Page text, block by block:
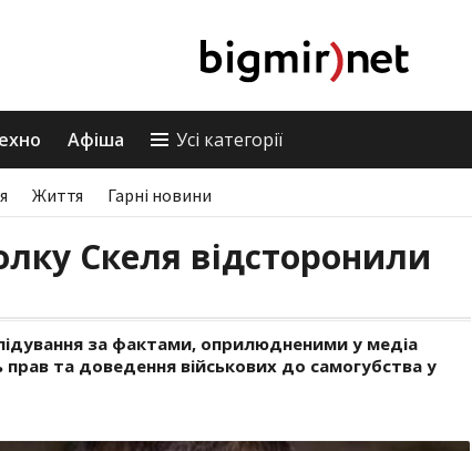
Афіша Усі категорії
Життя Гарні новини
Скеля відсторонили
за фактами, оприлюдненими у медіа
та доведення військових до самогубства у